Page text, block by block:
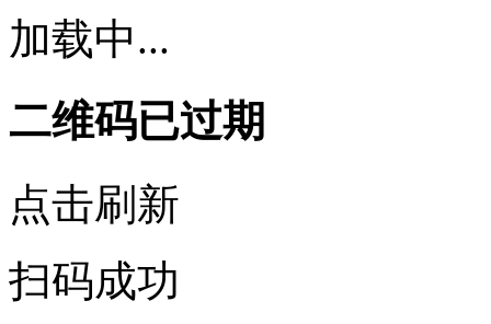
加载中...
二维码已过期
点击刷新
扫码成功